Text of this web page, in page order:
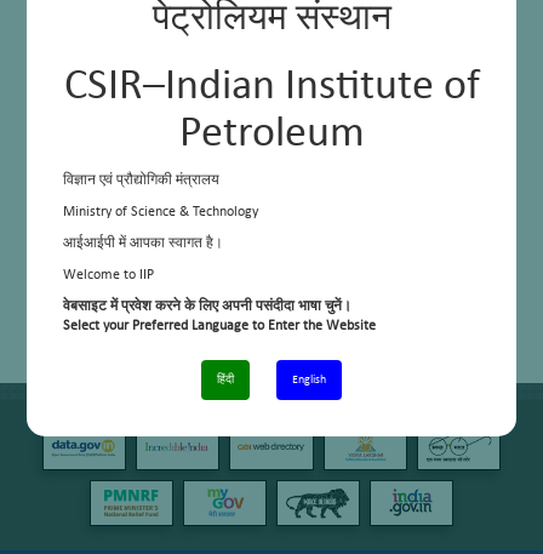
पेट्रोलियम संस्थान
CSIR–Indian Institute of
Petroleum
विज्ञान एवं प्रौद्योगिकी मंत्रालय
Ministry of Science & Technology
आईआईपी में आपका स्वागत है।
Welcome to IIP
वेबसाइट में प्रवेश करने के लिए अपनी पसंदीदा भाषा चुनें।
Select your Preferred Language to Enter the Website
हिंदी English